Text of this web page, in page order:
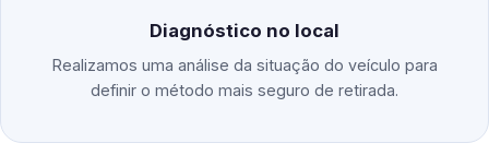
Diagnóstico no local
Realizamos uma análise da situação do veículo para
definir o método mais seguro de retirada.